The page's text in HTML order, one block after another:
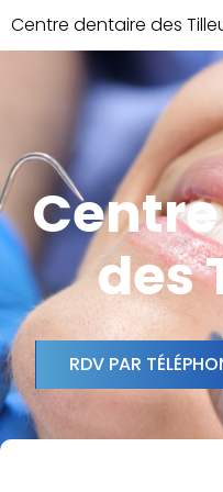
Centre dentaire des
des
RDV PAR